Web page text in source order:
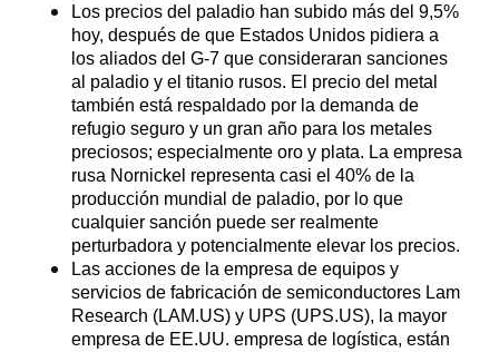
Los precios del paladio han subido más del 9,5%
hoy, después de que Estados Unidos pidiera a
los aliados del G-7 que consideraran sanciones
al paladio y el titanio rusos. El precio del metal
también está respaldado por la demanda de
refugio seguro y un gran año para los metales
preciosos; especialmente oro y plata. La empresa
rusa Nornickel representa casi el 40% de la
producción mundial de paladio, por lo que
cualquier sanción puede ser realmente
perturbadora y potencialmente elevar los precios.
Las acciones de la empresa de equipos y
servicios de fabricación de semiconductores Lam
Research (LAM.US) y UPS (UPS.US), la mayor
empresa de EE.UU. empresa de logística, están